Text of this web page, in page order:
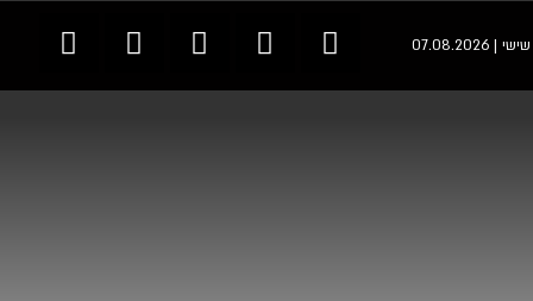
| 07.08.2026